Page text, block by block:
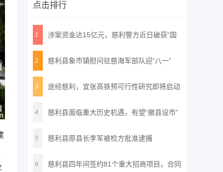
点击排行
1 涉案资金达15亿元，慈利警方近日破获“国
2 慈利县象市镇慰问驻慈海军部队迎“八一”
3 途经慈利，宜张高铁预可行性研究即将启动
4 慈利县面临重大历史机遇，有望“撤县设市”
5 慈利县原县长李军被检方批准逮捕
6 慈利县四年间签约81个重大招商项目，合同